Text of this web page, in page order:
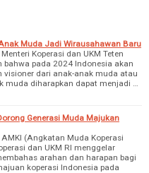
Muda Jadi Wirausahawan Baru
Koperasi dan UKM Teten
bahwa pada 2024 Indonesia akan
visioner dari anak-anak muda atau
muda diharapkan dapat menjadi …
Generasi Muda Majukan
(Angkatan Muda Koperasi
dan UKM RI menggelar
arahan dan harapan bagi
koperasi Indonesia pada